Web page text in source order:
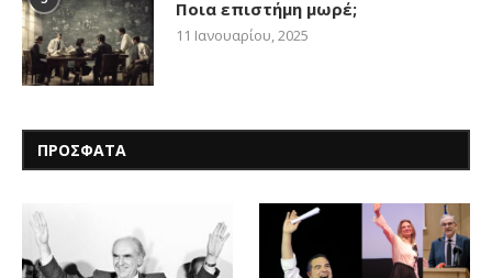
Ποια επιστήμη μωρέ;
11 Ιανουαρίου, 2025
ΠΡΟΣΦΑΤΑ